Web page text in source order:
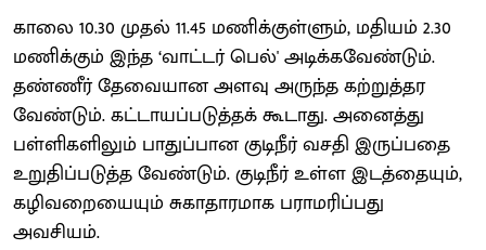
காலை 10.30 முதல் 11.45 மணிக்குள்ளும், மதியம் 2.30
மணிக்கும் இந்த ‘வாட்டர் பெல்' அடிக்கவேண்டும்.
தண்ணீர் தேவையான அளவு அருந்த கற்றுத்தர
வேண்டும். கட்டாயப்படுத்தக் கூடாது. அனைத்து
பள்ளிகளிலும் பாதுப்பான குடிநீர் வசதி இருப்பதை
உறுதிப்படுத்த வேண்டும். குடிநீர் உள்ள இடத்தையும்,
கழிவறையையும் சுகாதாரமாக பராமரிப்பது
அவசியம்.